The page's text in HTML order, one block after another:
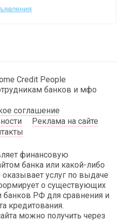
Credit People
банков и мфо
соглашение
Реклама на сайте
финансовую
банка или какой-либо
услуг по выдаче
о существующих
РФ для сравнения и
кредитования.
можно получить через